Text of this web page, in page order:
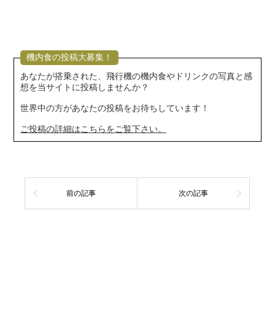
機内食の投稿大募集！
あなたが搭乗された、飛行機の機内食やドリンクの写真と感
想を当サイトに投稿しませんか？
世界中の方があなたの投稿をお待ちしています！
ご投稿の詳細はこちらをご覧下さい。
前の記事 次の記事